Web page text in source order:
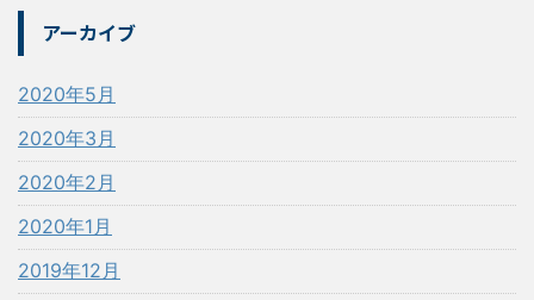
アーカイブ
2020年5月
2020年3月
2020年2月
2020年1月
2019年12月